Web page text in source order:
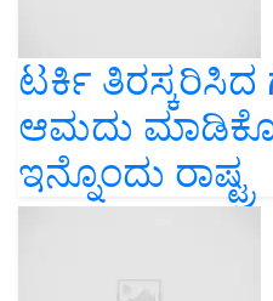
ಟರ್ಕಿ
ಆಮದು
ಇನ್ನೊಂದು ರಾಷ್ಟ್ರ